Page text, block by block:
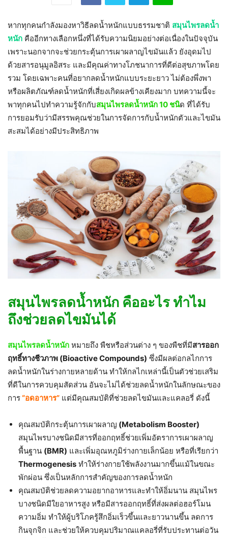
หากทุกคนกำลังมองหาวิธีลดน้ำหนักแบบธรรมชาติ สมุนไพรลดน้ำ
หนัก คืออีกทางเลือกหนึ่งที่ได้รับความนิยมอย่างต่อเนื่องในปัจจุบัน
เพราะนอกจากจะช่วยกระตุ้นการเผาผลาญไขมันแล้ว ยังอุดมไป
ด้วยสารอนุมูลอิสระ และมีคุณค่าทางโภชนาการที่ดีต่อสุขภาพโดย
รวม โดยเฉพาะคนที่อยากลดน้ำหนักแบบระยะยาว ไม่ต้องพึ่งพา
หรือผลิตภัณฑ์ลดน้ำหนักที่เสี่ยงเกิดผลข้างเคียงมาก บทความนี้จะ
พาทุกคนไปทำความรู้จักกับสมุนไพรลดน้ำหนัก 10 ชนิด ที่ได้รับ
การยอมรับว่ามีสรรพคุณช่วยในการจัดการกับน้ำหนักตัวและไขมัน
สะสมได้อย่างมีประสิทธิภาพ
สมุนไพรลดน้ำหนัก คืออะไร ทำไม
ถึงช่วยลดไขมันได้
สมุนไพรลดน้ำหนัก หมายถึง พืชหรือส่วนต่าง ๆ ของพืชที่มีสารออก
ฤทธิ์ทางชีวภาพ (Bioactive Compounds) ซึ่งมีผลต่อกลไกการ
ลดน้ำหนักในร่างกายหลายด้าน ทำให้กลไกเหล่านี้เป็นตัวช่วยเสริม
ที่ดีในการควบคุมสัดส่วน อันจะไม่ได้ช่วยลดน้ำหนักในลักษณะของ
การ“อดอาหาร” แต่มีคุณสมบัติที่ช่วยลดไขมันและแคลอรี่ ดังนี้
คุณสมบัติกระตุ้นการเผาผลาญ (Metabolism Booster)
สมุนไพรบางชนิดมีสารที่ออกฤทธิ์ช่วยเพิ่มอัตราการเผาผลาญ
พื้นฐาน (BMR) และเพิ่มอุณหภูมิร่างกายเล็กน้อย หรือที่เรียกว่า
Thermogenesis ทำให้ร่างกายใช้พลังงานมากขึ้นแม้ในขณะ
พักผ่อน ซึ่งเป็นหลักการสำคัญของการลดน้ำหนัก
คุณสมบัติช่วยลดความอยากอาหารและทำให้อิ่มนาน สมุนไพร
บางชนิดมีใยอาหารสูง หรือมีสารออกฤทธิ์ที่ส่งผลต่อฮอร์โมน
ความอิ่ม ทำให้ผู้บริโภครู้สึกอิ่มเร็วขึ้นและยาวนานขึ้น ลดการ
กินจุกจิก และช่วยให้ควบคุมปริมาณแคลอรี่ที่รับประทานต่อวัน